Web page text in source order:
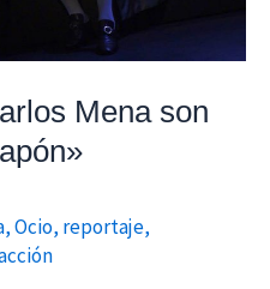
Mena son
,Ocio, reportaje,